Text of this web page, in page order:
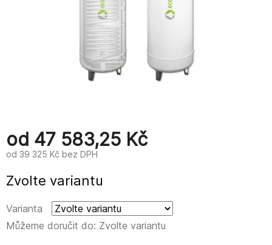
od 47 583,25 Kč
od 39 325 Kč bez DPH
cena:
Zvolte variantu
Varianta
Můžeme doručit do: Zvolte variantu